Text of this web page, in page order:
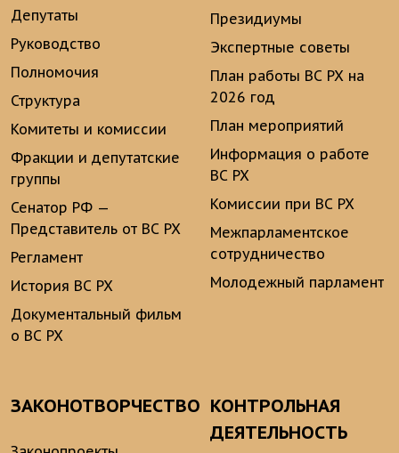
Депутаты
Руководство
Полномочия
Структура
Комитеты и комиссии
Фракции и депутатские
группы
Сенатор РФ —
Представитель от ВС РХ
Регламент
История ВС РХ
Документальный фильм
о ВС РХ
Президиумы
Экспертные советы
План работы ВС РХ на
2026 год
План мероприятий
Информация о работе
ВС РХ
Комиссии при ВС РХ
Межпарламентское
сотрудничество
Молодежный парламент
ЗАКОНОТВОРЧЕСТВО КОНТРОЛЬНАЯ
ДЕЯТЕЛЬНОСТЬ